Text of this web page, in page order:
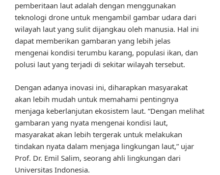
pemberitaan laut adalah dengan menggunakan
teknologi drone untuk mengambil gambar udara dari
wilayah laut yang sulit dijangkau oleh manusia. Hal ini
dapat memberikan gambaran yang lebih jelas
mengenai kondisi terumbu karang, populasi ikan, dan
polusi laut yang terjadi di sekitar wilayah tersebut.
Dengan adanya inovasi ini, diharapkan masyarakat
akan lebih mudah untuk memahami pentingnya
menjaga keberlanjutan ekosistem laut. “Dengan melihat
gambaran yang nyata mengenai kondisi laut,
masyarakat akan lebih tergerak untuk melakukan
tindakan nyata dalam menjaga lingkungan laut,” ujar
Prof. Dr. Emil Salim, seorang ahli lingkungan dari
Universitas Indonesia.